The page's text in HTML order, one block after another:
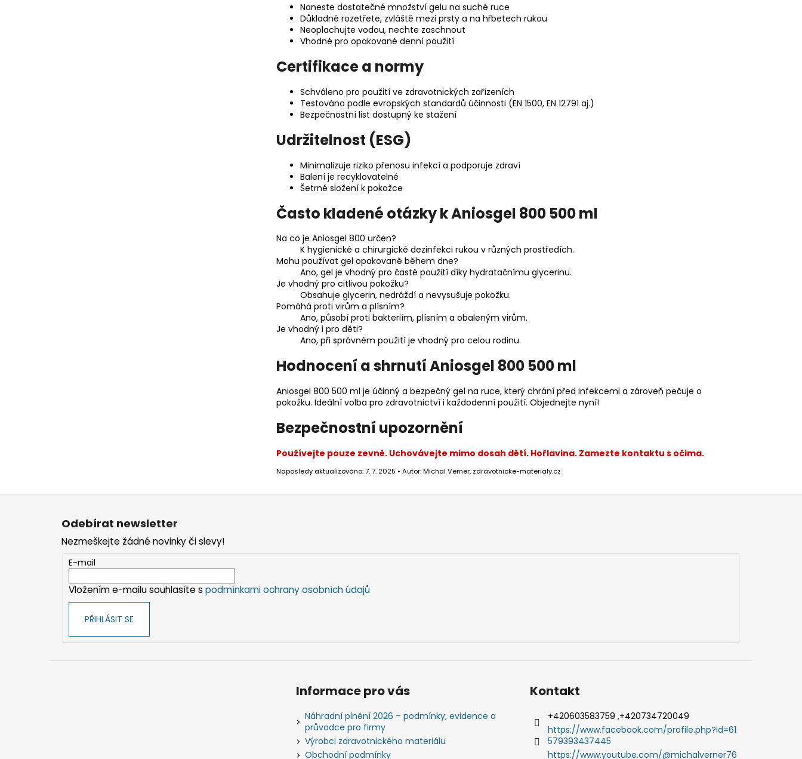
Naneste dostatečné množství gelu na suché ruce
Důkladně rozetřete, zvláště mezi prsty a na hřbetech rukou
Neoplachujte vodou, nechte zaschnout
Vhodné pro opakované denní použití
Certifikace a normy
Schváleno pro použití ve zdravotnických zařízeních
Testováno podle evropských standardů účinnosti (EN 1500, EN 12791 aj.)
Bezpečnostní list dostupný ke stažení
Udržitelnost (ESG)
Minimalizuje riziko přenosu infekcí a podporuje zdraví
Balení je recyklovatelné
Šetrné složení k pokožce
Často kladené otázky k Aniosgel 800 500 ml
Na co je Aniosgel 800 určen?
K hygienické a chirurgické dezinfekci rukou v různých prostředích.
Mohu používat gel opakovaně během dne?
Ano, gel je vhodný pro časté použití díky hydratačnímu glycerinu.
Je vhodný pro citlivou pokožku?
Obsahuje glycerin, nedráždí a nevysušuje pokožku.
Pomáhá proti virům a plísním?
Ano, působí proti bakteriím, plísním a obaleným virům.
Je vhodný i pro děti?
Ano, při správném použití je vhodný pro celou rodinu.
Hodnocení a shrnutí Aniosgel 800 500 ml
Aniosgel 800 500 ml je účinný a bezpečný gel na ruce, který chrání před infekcemi a zároveň pečuje o
pokožku. Ideální volba pro zdravotnictví i každodenní použití. Objednejte nyní!
Bezpečnostní upozornění
Používejte pouze zevně. Uchovávejte mimo dosah dětí. Hořlavina. Zamezte kontaktu s očima.
Naposledy aktualizováno: 7. 7. 2025 • Autor: Michal Verner, zdravotnicke-materialy.cz
Z
Odebírat newsletter
Nezmeškejte žádné novinky či slevy!
E-mail
Vložením e-mailu souhlasíte s podmínkami ochrany osobních údajů
PŘIHLÁSIT SE
Informace pro vás
Náhradní plnění 2026 – podmínky, evidence a
průvodce pro firmy
Výrobci zdravotnického materiálu
Obchodní podmínky
Kontakt
+420603583759 ,+420734720049
https://www.facebook.com/profile.php?id=61
579393437445
https://www.youtube.com/@michalverner76